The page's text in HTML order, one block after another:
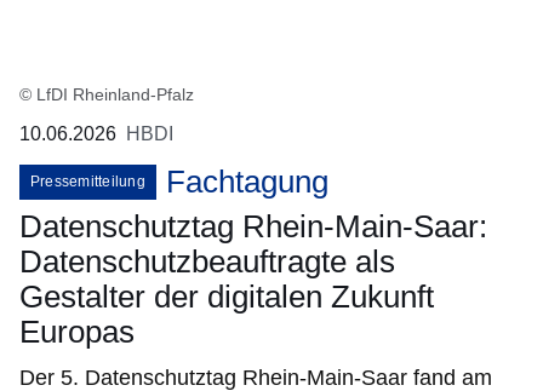
© LfDI Rheinland-Pfalz
10.06.2026 HBDI
Pressemitteilung
Fachtagung
Datenschutztag Rhein-Main-Saar:
Datenschutzbeauftragte als
Gestalter der digitalen Zukunft
Europas
Der 5. Datenschutztag Rhein-Main-Saar fand am